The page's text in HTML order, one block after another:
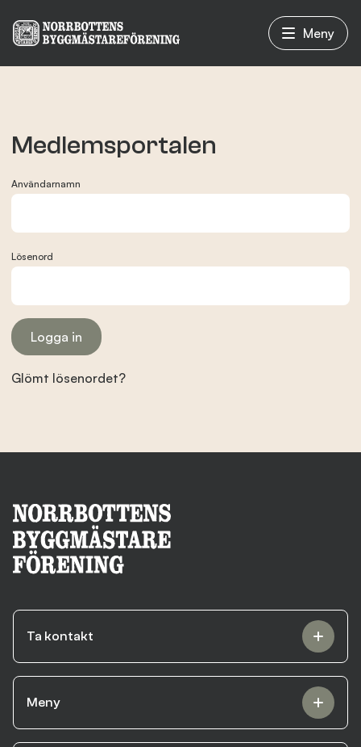
Meny
Evenemang
Branschens utveckling
Kontakta oss
Besök nbf.se
Medlemsportalen
Användarnamn
Lösenord
Glömt lösenordet?
Ta kontakt
Meny